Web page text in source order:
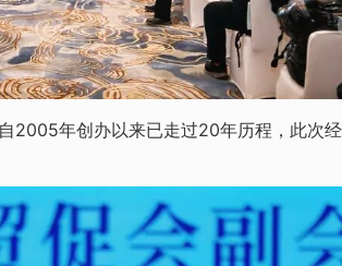
2005年创办以来已走过20年历程，此次